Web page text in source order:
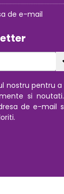
de e-mail
nostru pentru a
si
de e-mail